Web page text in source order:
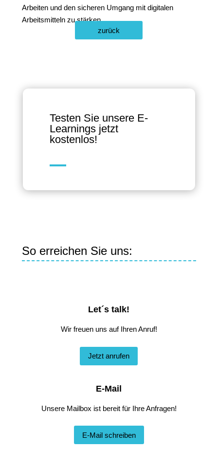
Arbeiten und den sicheren Umgang mit digitalen
Arbeitsmitteln zu stärken.
zurück
Testen Sie unsere E-
Learnings jetzt
kostenlos!
So erreichen Sie uns:
Let´s talk!
Wir freuen uns auf Ihren Anruf!
Jetzt anrufen
E-Mail
Unsere Mailbox ist bereit für Ihre Anfragen!
E-Mail schreiben